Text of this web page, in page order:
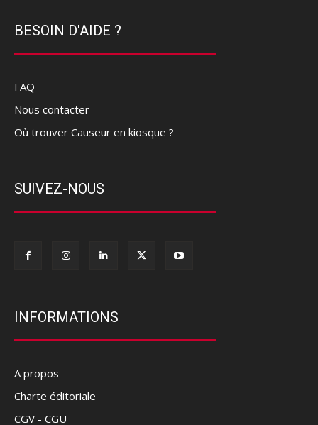
BESOIN D'AIDE ?
FAQ
Nous contacter
Où trouver Causeur en kiosque ?
SUIVEZ-NOUS
INFORMATIONS
A propos
Charte éditoriale
CGV - CGU